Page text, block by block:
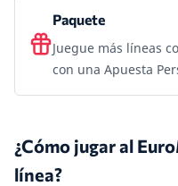
Paquete
Juegue más líneas
con una Apuesta
¿Cómo jugar al
línea?